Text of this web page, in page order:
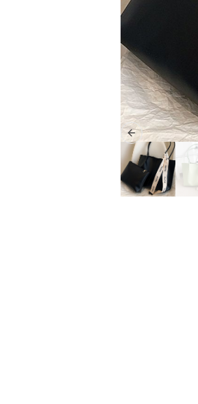
Previous slide